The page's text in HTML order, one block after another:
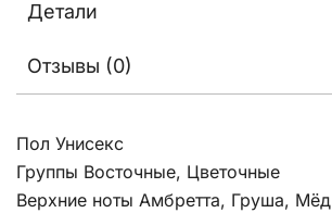
Детали
Отзывы (0)
Пол Унисекс
Группы Восточные, Цветочные
Верхние ноты Амбретта, Груша, Мёд